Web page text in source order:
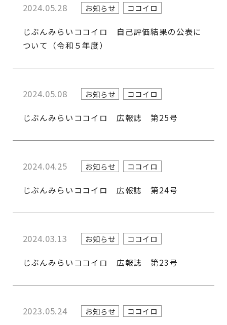
2024.05.28 お知らせ ココイロ
じぶんみらいココイロ 自己評価結果の公表に
ついて（令和５年度）
2024.05.08 お知らせ ココイロ
じぶんみらいココイロ 広報誌 第25号
2024.04.25 お知らせ ココイロ
じぶんみらいココイロ 広報誌 第24号
2024.03.13 お知らせ ココイロ
じぶんみらいココイロ 広報誌 第23号
2023.05.24 お知らせ ココイロ